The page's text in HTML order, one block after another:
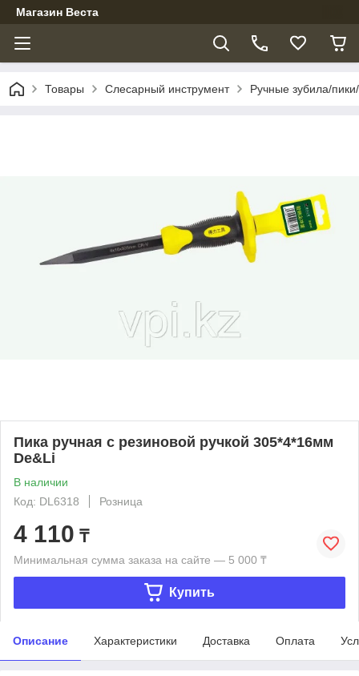
Магазин Веста
Товары Слесарный инструмент Ручные зубила/
Пика ручная с резиновой ручкой 305*4*16мм
De&Li
В наличии
Код: DL6318
Розница
4 110 ₸
Минимальная сумма заказа на сайте — 5 000 ₸
Купить
Описание Характеристики Доставка Оплата